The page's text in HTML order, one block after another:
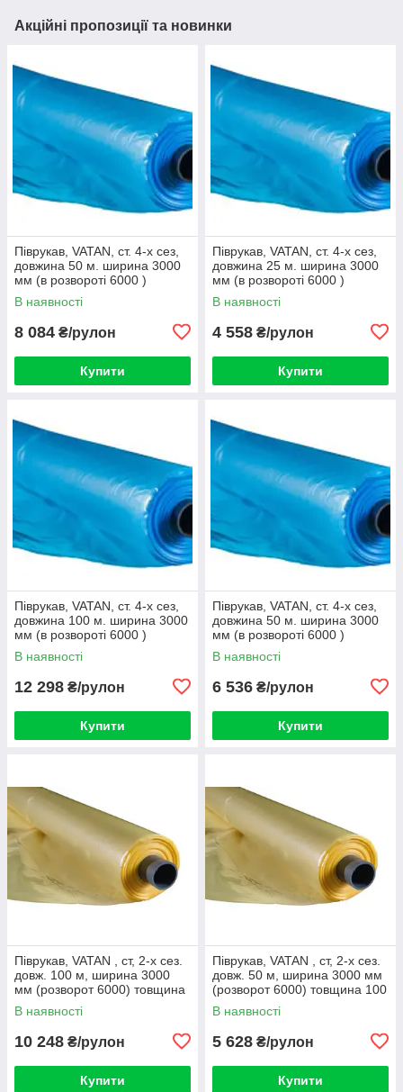
Акційні пропозиції та новинки
Піврукав, VATAN, ст. 4-х сез,
довжина 50 м. ширина 3000
мм (в розвороті 6000 )
товщина 150 мкм
В наявності
8 084 ₴/рулон
Купити
Піврукав, VATAN, ст. 4-х сез,
довжина 25 м. ширина 3000
мм (в розвороті 6000 )
товщина 150 мкм
В наявності
4 558 ₴/рулон
Купити
Піврукав, VATAN, ст. 4-х сез,
довжина 100 м. ширина 3000
мм (в розвороті 6000 )
товщина 120 мкм
В наявності
12 298 ₴/рулон
Купити
Піврукав, VATAN, ст. 4-х сез,
довжина 50 м. ширина 3000
мм (в розвороті 6000 )
товщина 120 мкм
В наявності
6 536 ₴/рулон
Купити
Піврукав, VATAN , ст, 2-х сез.
довж. 100 м, ширина 3000
мм (розворот 6000) товщина
100 мкм
В наявності
10 248 ₴/рулон
Купити
Піврукав, VATAN , ст, 2-х сез.
довж. 50 м, ширина 3000 мм
(розворот 6000) товщина 100
мкм
В наявності
5 628 ₴/рулон
Купити